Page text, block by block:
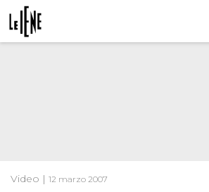
Video | 12 marzo 2007